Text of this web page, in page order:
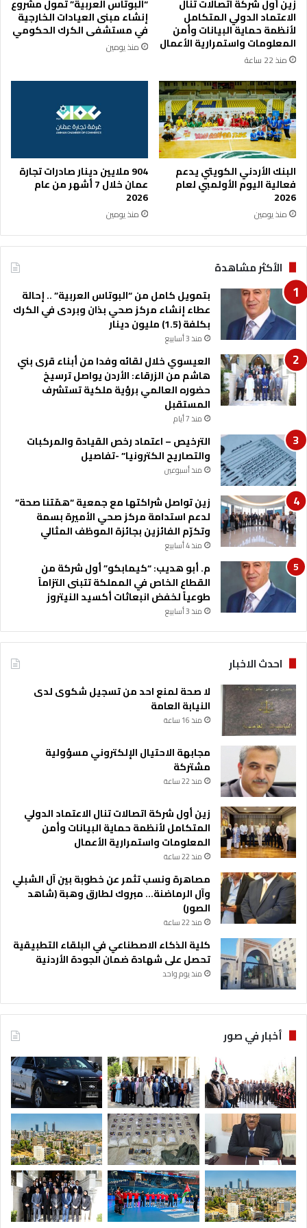
ا
ل
ت
ن
م
ي
ة
ت
ع
ق
د
ا
ج
ت
م
ع
ا
ا
ل
ت
ا
س
ع
و
ا
ل
ث
ل
ا
ث
ي
ن
ف
ي
ع
م
ا
ن
ت
ع
ز
ي
ز
ا
ل
ت
ع
ا
ل
ا
ق
ص
ا
د
ي
ا
إ
س
ل
ا
م
ي
زين أول شركة اتصالات تنال
الاعتماد الدولي المتكامل
لأنظمة حماية البيانات وأمن
المعلومات واستمرارية الأعمال
منذ 22 ساعة
“البوتاس العربية” تمول مشروع
إنشاء مبنى العيادات الخارجية
في مستشفى الكرك الحكومي
منذ يومين
البنك الأردني الكويتي يدعم
فعالية اليوم الأولمبي لعام
2026
منذ يومين
904 ملايين دينار صادرات تجارة
عمان خلال 7 أشهر من عام
2026
منذ يومين
الأكثر مشاهدة
بتمويل كامل من “البوتاس العربية” .. إحالة
عطاء إنشاء مركز صحي بذان وبردى في الكرك
بكلفة (1.5) مليون دينار
منذ 3 أسابيع
العيسوي خلال لقائه وفدا من أبناء قرى بني
هاشم من الزرقاء: الأردن يواصل ترسيخ
حضوره العالمي برؤية ملكية تستشرف
المستقبل
منذ 7 أيام
الترخيص – اعتماد رخص القيادة والمركبات
والتصاريح الكترونيا” -تفاصيل
منذ أسبوعين
زين تواصل شراكتها مع جمعية “همّتنا صحة”
لدعم استدامة مركز صحي الأميرة بسمة
وتكرّم الفائزين بجائزة الموظف المثالي
منذ 4 أسابيع
م. أبو هديب: “كيمابكو” أول شركة من
القطاع الخاص في المملكة تتبنى التزاماً
طوعياً لخفض انبعاثات أكسيد النيتروز
منذ 3 أسابيع
احدث الاخبار
لا صحة لمنع احد من تسجيل شكوى لدى
النيابة العامة
منذ 16 ساعة
مجابهة الاحتيال الإلكتروني مسؤولية
مشتركة
منذ 22 ساعة
زين أول شركة اتصالات تنال الاعتماد الدولي
المتكامل لأنظمة حماية البيانات وأمن
المعلومات واستمرارية الأعمال
منذ 22 ساعة
مصاهرة ونسب تثمر عن خطوبة بين آل الشبلي
وآل الرماضنة… مبروك لطارق وهبة (شاهد
الصور)
منذ 22 ساعة
كلية الذكاء الاصطناعي في البلقاء التطبيقية
تحصل على شهادة ضمان الجودة الأردنية
منذ يوم واحد
أخبار في صور